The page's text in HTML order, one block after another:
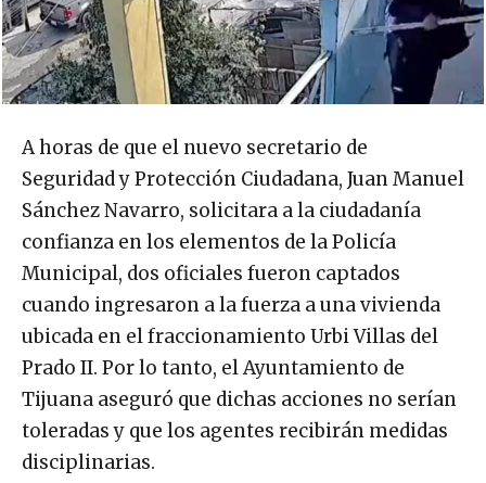
A horas de que el nuevo secretario de
Seguridad y Protección Ciudadana, Juan Manuel
Sánchez Navarro, solicitara a la ciudadanía
confianza en los elementos de la Policía
Municipal, dos oficiales fueron captados
cuando ingresaron a la fuerza a una vivienda
ubicada en el fraccionamiento Urbi Villas del
Prado II. Por lo tanto, el Ayuntamiento de
Tijuana aseguró que dichas acciones no serían
toleradas y que los agentes recibirán medidas
disciplinarias.